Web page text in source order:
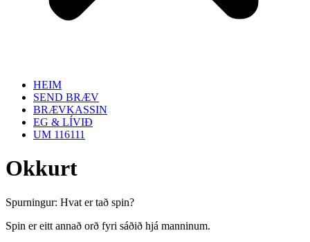
HEIM
SEND BRÆV
BRÆVKASSIN
EG & LÍVIÐ
UM 116111
Okkurt
Spurningur: Hvat er tað spin?
Spin er eitt annað orð fyri sáðið hjá manninum.